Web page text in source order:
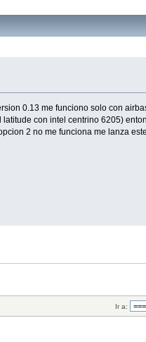
0.13 me funciono solo con
con intel centrino 6205)
2 no me funciona me lanza
Ir a: